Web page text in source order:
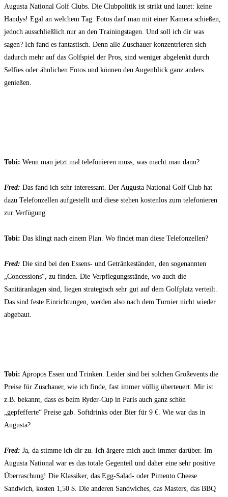
Augusta National Golf Clubs. Die Clubpolitik ist strikt und lautet: keine
Handys! Egal an welchem Tag. Fotos darf man mit einer Kamera schießen,
jedoch ausschließlich nur an den Trainingstagen. Und soll ich dir was
sagen? Ich fand es fantastisch. Denn alle Zuschauer konzentrieren sich
dadurch mehr auf das Golfspiel der Pros, sind weniger abgelenkt durch
Selfies oder ähnlichen Fotos und können den Augenblick ganz anders
genießen.
Tobi: Wenn man jetzt mal telefonieren muss, was macht man dann?
Fred: Das fand ich sehr interessant. Der Augusta National Golf Club hat
dazu Telefonzellen aufgestellt und diese stehen kostenlos zum telefonieren
zur Verfügung.
Tobi: Das klingt nach einem Plan. Wo findet man diese Telefonzellen?
Fred: Die sind bei den Essens- und Getränkeständen, den sogenannten
„Concessions“, zu finden. Die Verpflegungsstände, wo auch die
Sanitäranlagen sind, liegen strategisch sehr gut auf dem Golfplatz verteilt.
Das sind feste Einrichtungen, werden also nach dem Turnier nicht wieder
abgebaut.
Tobi: Apropos Essen und Trinken. Leider sind bei solchen Großevents die
Preise für Zuschauer, wie ich finde, fast immer völlig überteuert. Mir ist
z.B. bekannt, dass es beim Ryder-Cup in Paris auch ganz schön
„gepfefferte“ Preise gab. Softdrinks oder Bier für 9 €. Wie war das in
Augusta?
Fred: Ja, da stimme ich dir zu. Ich ärgere mich auch immer darüber. Im
Augusta National war es das totale Gegenteil und daher eine sehr positive
Überraschung! Die Klassiker, das Egg-Salad- oder Pimento Cheese
Sandwich, kosten 1,50 $. Die anderen Sandwiches, das Masters, das BBQ